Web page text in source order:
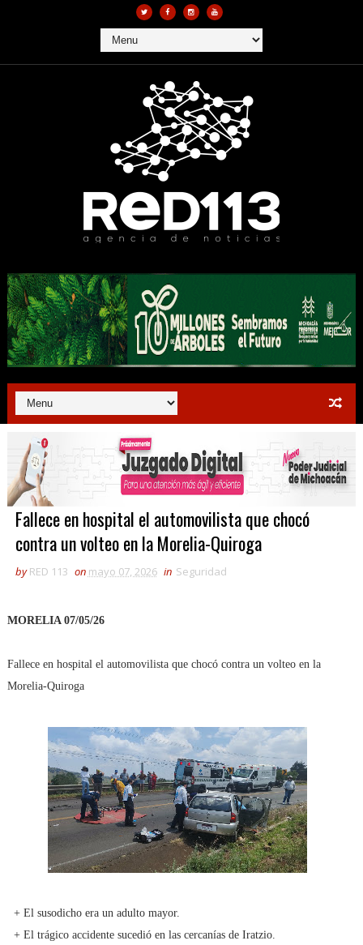
Fallece en hospital el automovilista que chocó
contra un volteo en la Morelia-Quiroga
by RED 113 on mayo 07, 2026 in Seguridad
MORELIA 07/05/26
Fallece en hospital el automovilista que chocó contra un volteo en la
Morelia-Quiroga
+ El susodicho era un adulto mayor.
+ El trágico accidente sucedió en las cercanías de Iratzio.